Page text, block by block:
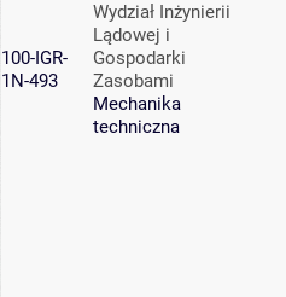
100-IGR-
1N-493
Wydział Inżynierii
Lądowej i
Gospodarki
Zasobami
Mechanika
techniczna